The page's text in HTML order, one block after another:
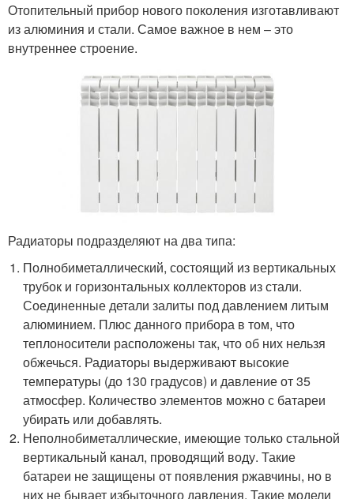
Отопительный прибор нового поколения изготавливают
из алюминия и стали. Самое важное в нем – это
внутреннее строение.
Радиаторы подразделяют на два типа:
Полнобиметаллический, состоящий из вертикальных
трубок и горизонтальных коллекторов из стали.
Соединенные детали залиты под давлением литым
алюминием. Плюс данного прибора в том, что
теплоносители расположены так, что об них нельзя
обжечься. Радиаторы выдерживают высокие
температуры (до 130 градусов) и давление от 35
атмосфер. Количество элементов можно с батареи
убирать или добавлять.
Неполнобиметаллические, имеющие только стальной
вертикальный канал, проводящий воду. Такие
батареи не защищены от появления ржавчины, но в
них не бывает избыточного давления. Такие модели